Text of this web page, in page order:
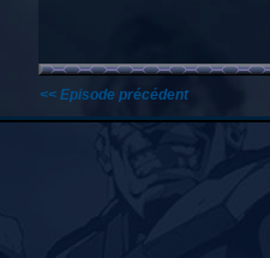
<< Episode précédent